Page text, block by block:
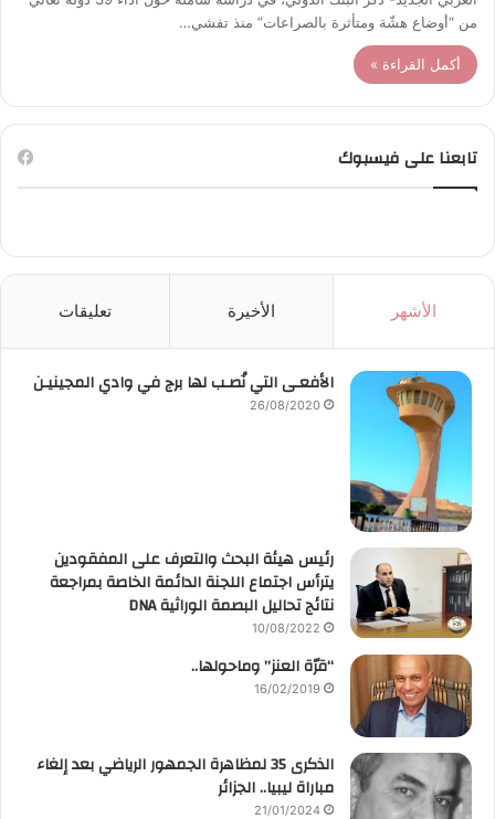
من “أوضاع هشّة ومتأثرة بالصراعات” منذ تفشي…
أكمل القراءة »
تابعنا على فيسبوك
الأشهر الأخيرة تعليقات
الأفعـى التي نُصـب لها برج في وادي المجينيـن
26/08/2020
رئيس هيئة البحث والتعرف على المفقودين
يترأس اجتماع اللجنة الدائمة الخاصة بمراجعة
نتائج تحاليل البصمة الوراثية DNA
10/08/2022
“قرّة العنز” وماحولها..
16/02/2019
الذكرى 35 لمظاهرة الجمهور الرياضي بعد إلغاء
مباراة ليبيا.. الجزائر
21/01/2024